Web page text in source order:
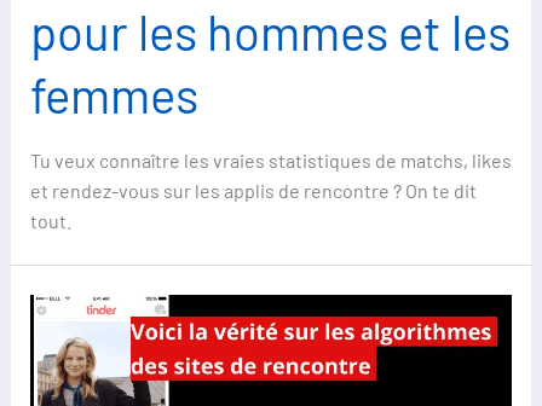
pour les hommes et les
femmes
Tu veux connaître les vraies statistiques de matchs, likes
et rendez-vous sur les applis de rencontre ? On te dit
tout.